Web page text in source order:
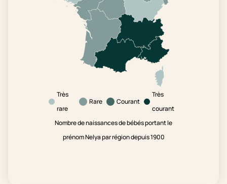
Très
rare
Rare Courant
Très
courant
Nombre de naissances de bébés portant le
prénom Nelya par région depuis 1900